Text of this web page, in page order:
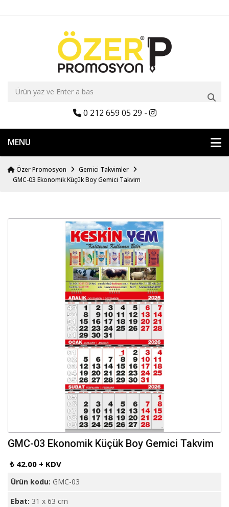
0 212 659 05 29 -
MENU
Özer Promosyon
Gemici Takvimler
GMC-03 Ekonomik Küçük Boy Gemici Takvim
GMC-03 Ekonomik Küçük Boy Gemici Takvim
₺ 42.00 + KDV
Ürün kodu: GMC-03
Ebat: 31 x 63 cm